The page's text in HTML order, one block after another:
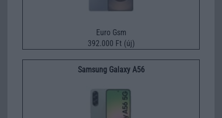
Euro Gsm
392.000 Ft (új)
Samsung Galaxy A56